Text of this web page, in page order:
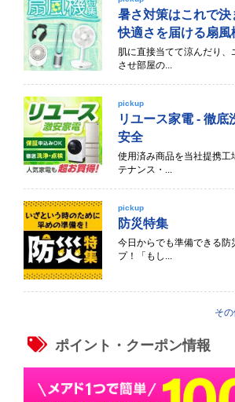
暑さ対策はこれで決
快適さを届ける扇風
肌に直接当てて涼んだり
させ部屋の...
pickup
リユース家電 - 徹
安全
使用済み商品を当社提携工
テナンス・...
pickup
防災特集
今日からでも準備できる防
プ！「もし...
そ
ポイント・クーポン情報